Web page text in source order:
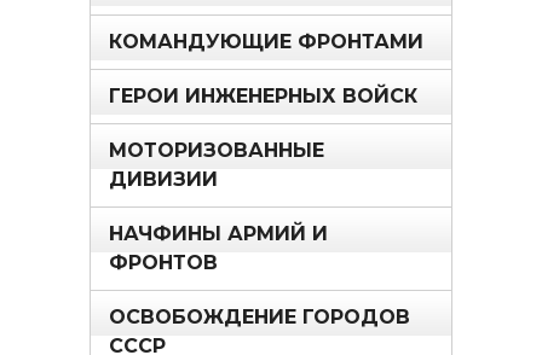
КОМАНДУЮЩИЕ ФРОНТАМИ
ГЕРОИ ИНЖЕНЕРНЫХ ВОЙСК
МОТОРИЗОВАННЫЕ
ДИВИЗИИ
НАЧФИНЫ АРМИЙ И
ФРОНТОВ
ОСВОБОЖДЕНИЕ ГОРОДОВ
СССР